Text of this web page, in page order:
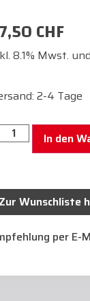
CHF
8.1% Mwst. und
2-4 Tage
In den
Zur Wunschliste
per E-